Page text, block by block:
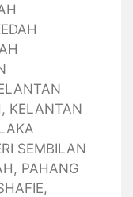
KELANTAN
SEMBILAN
PAHANG